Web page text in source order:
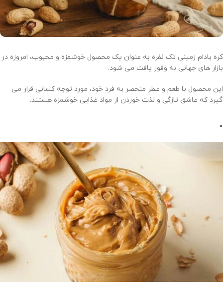
کره بادام زمینی تک نفره به عنوان یک محصول خوشمزه و محبوب، امروزه در
بازار های جهانی به وفور یافت می شود.
این محصول با طعم و عطر منحصر به فرد خود، مورد توجه کسانی قرار می
گیرد که عاشق تازگی و لذت خوردن از مواد غذایی خوشمزه هستند.
.